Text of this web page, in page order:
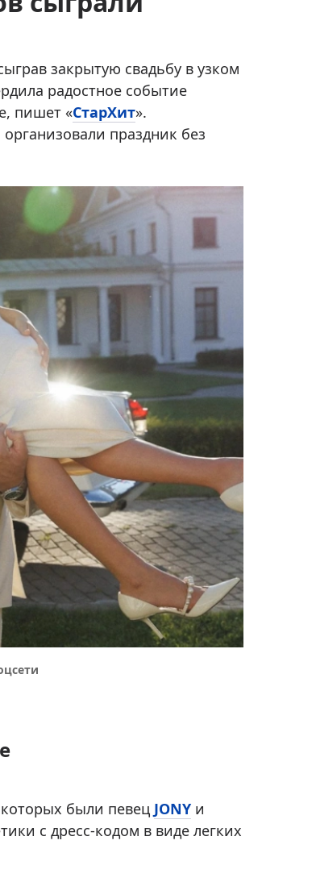
закрытую свадьбу в узком
радостное событие
пишет «СтарХит».
праздник без
которых были певец JONY и
с дресс-кодом в виде легких